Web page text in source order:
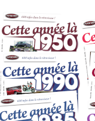
allumage :
refroidissement :
graissage :
équipement électrique :
Transmission
type d'embrayage :